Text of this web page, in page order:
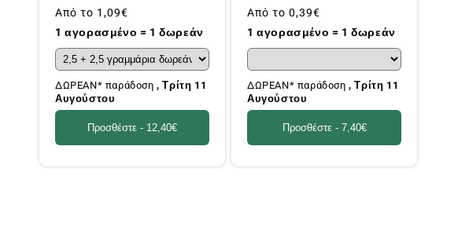
Συνήθης
τιμή
Από το 1,09€
1 αγορασμένο = 1 δωρεάν
ΔΩΡΕΑΝ* παράδοση, Τρίτη 11
Αυγούστου
Προσθέστε - 12,40€
Συνήθης
τιμή
Από το 0,39€
1 αγορασμένο = 1 δωρεάν
ΔΩΡΕΑΝ* παράδοση, Τρίτη 11
Αυγούστου
Προσθέστε - 7,40€